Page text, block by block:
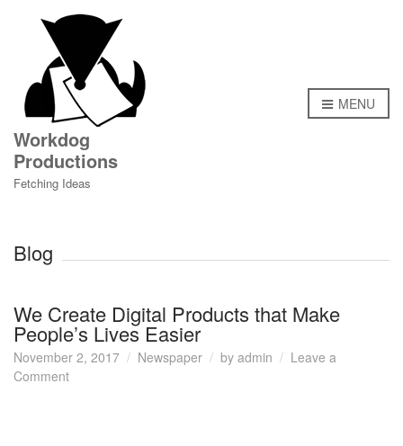
Workdog
Productions
Fetching Ideas
MENU
Blog
We Create Digital Products that Make
People’s Lives Easier
November 2, 2017 Newspaper by admin
Leave a
Commenton